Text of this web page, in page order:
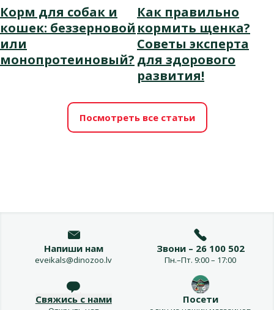
Корм для собак и
кошек: беззерновой
или
монопротеиновый?
Как правильно
кормить щенка?
Советы эксперта
для здорового
развития!
Посмотреть все статьи
Напиши нам
eveikals@dinozoo.lv
Звони – 26 100 502
Пн.–Пт. 9:00 – 17:00
Свяжись с нами Посети